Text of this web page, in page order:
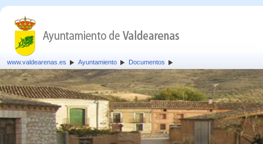
www.valdearenas.es Ayuntamiento Documentos